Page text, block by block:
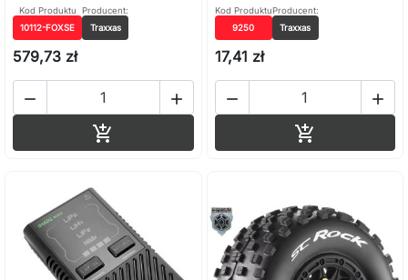
Kod Produktu
10112-FOXSE
Producent:
Traxxas
579,73 zł
 

Kod Produktu
9250
Producent:
Traxxas
17,41 zł
 
